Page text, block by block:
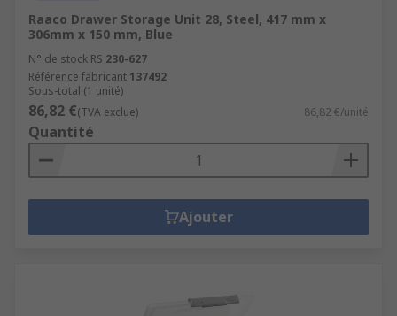
Raaco Drawer Storage Unit 28, Steel, 417 mm x
306mm x 150 mm, Blue
N° de stock RS 230-627
Référence fabricant 137492
Sous-total (1 unité)
86,82 €(TVA exclue) 86,82 €/unité
Quantité
Ajouter